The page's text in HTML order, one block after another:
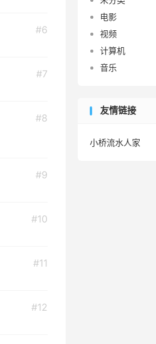
#6
#7
#8
#9
#10
#11
#12
电影
视频
计算机
音乐
友情链接
小桥流水人家